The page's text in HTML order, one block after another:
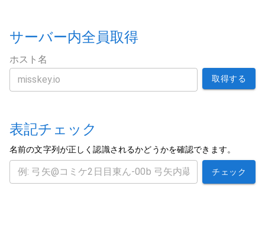
サーバー内全員取得
ホスト名
取得する
表記チェック
名前の文字列が正しく認識されるかどうかを確認できます。
チェック